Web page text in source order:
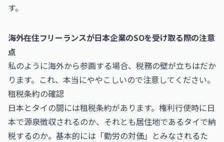
す。
海外在住フリーランスが日本企業のSOを受け取る際の注意
点
私のように海外から参画する場合、税務の壁が立ちはだか
ります。これ、本当にややこしいので注意してください。
租税条約の確認
日本とタイの間には租税条約があります。権利行使時に日
本で源泉徴収されるのか、それとも居住地であるタイで納
税するのか。基本的には「勤労の対価」とみなされるた